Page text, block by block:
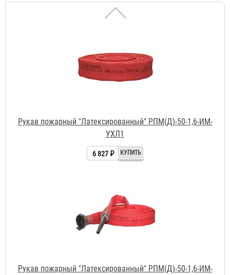
Рукав пожарный "Латексированный" РПМ(Д)-50-1,6-ИМ-
Рукав пожарный "Латексированный" РПМ(Д)-50-1,6-ИМ-
7 196 ₽